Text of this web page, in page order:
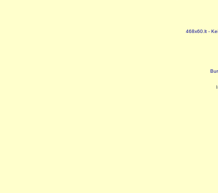
468x60.lt -